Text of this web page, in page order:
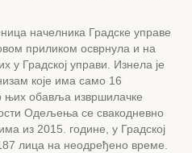
начелника Градске управе
приликом осврнула и на
у Градској управи. Изнела је
које има само 16
њих обавља извршилачке
Одељења се свакодневно
из 2015. године, у Градској
лица на неодређено време.